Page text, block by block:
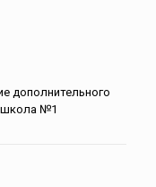
дополнительного
школа №1